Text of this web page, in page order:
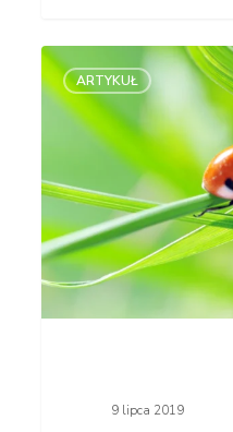
Czy nazwa
opisowa
ma więcej
zalet
czy wad?
ARTYKUŁ
9 lipca 2019